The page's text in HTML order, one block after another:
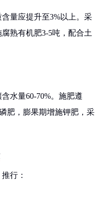
量应提升至3%以上。采
熟有机肥3-5吨，配合土
水量60-70%。施肥遵
肥，膨果期增施钾肥，采
行：